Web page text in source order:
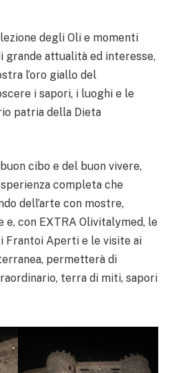
degli Oli e momenti
attualità ed interesse,
l’oro giallo del
i sapori, i luoghi e le
patria della Dieta
cibo e del buon vivere,
completa che
dell’arte con mostre,
con EXTRA Olivitalymed, le
Frantoi Aperti e le visite ai
permetterà di
terra di miti, sapori